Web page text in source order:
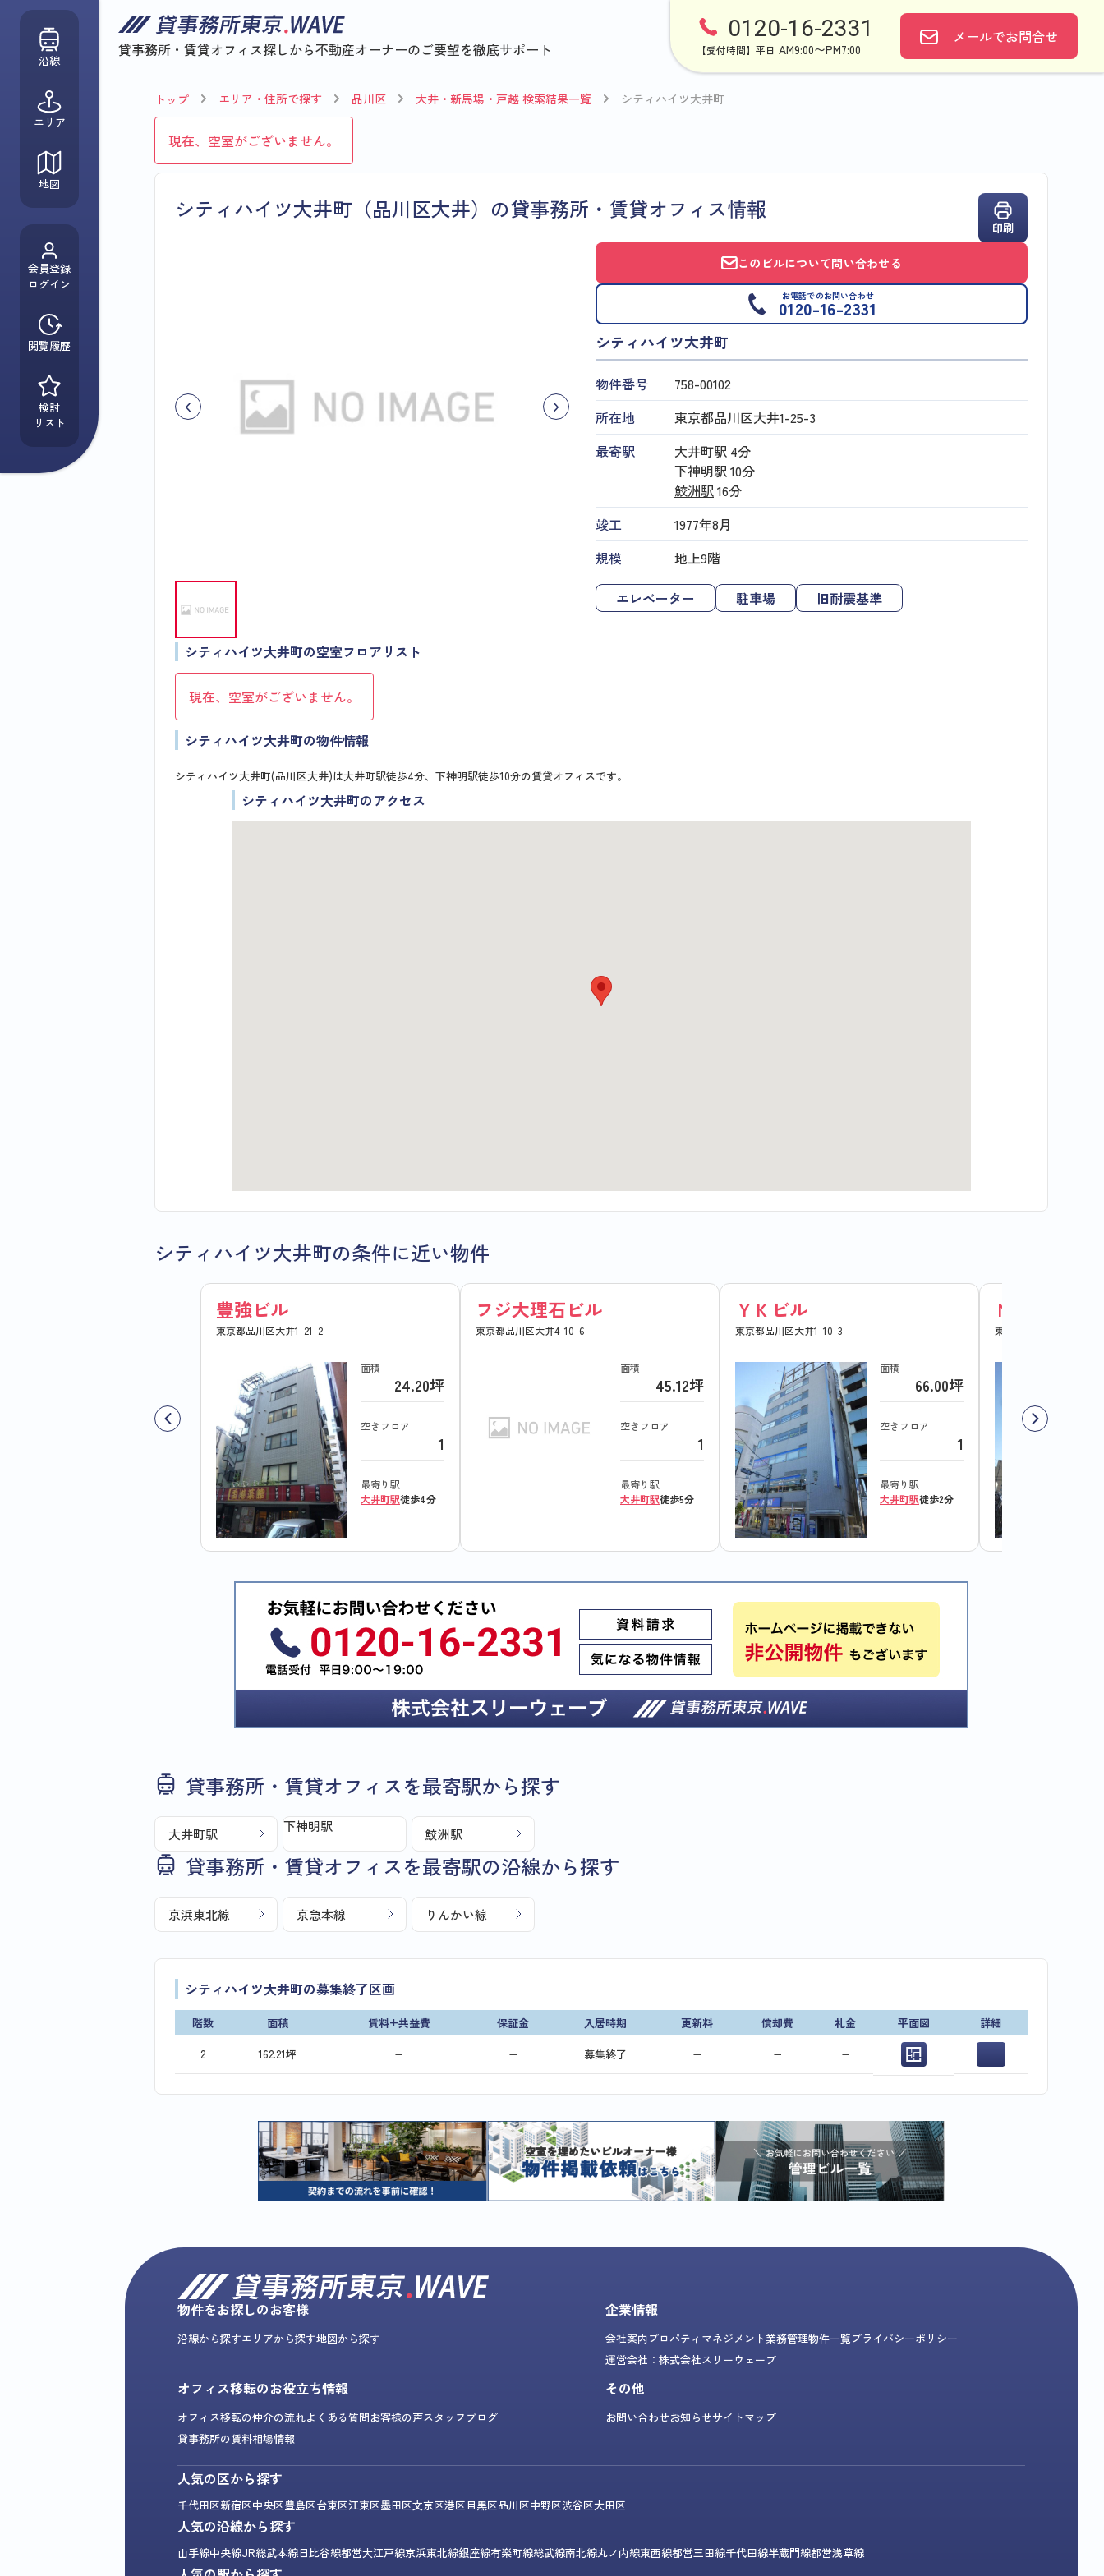
貸事務所・賃貸オフィス探しから不動産オーナーのご要望を徹底サポート
0120-16-2331
【受付時間】平日 AM9:00〜PM7:00
メールでお問合せ
沿線
エリア
地図
会員登録
ログイン
閲覧履歴
検討
リスト
トップ エリア・住所で探す 品川区 大井・新馬場・戸越 検索結果一覧 シティハイツ大井町
現在、空室がございません。
シティハイツ大井町（品川区大井）の貸事務所・賃貸オフィス情報
印刷
このビルについて問い合わせる
お電話でのお問い合わせ
0120-16-2331
シティハイツ大井町
物件番号
758​-​00102
所在地
東京都品川区大井1-25-3
最寄駅
大井町駅 4分
下神明駅10分
鮫洲駅16分
竣工
1977年8月
規模
地上9階
エレベーター 駐車場 旧耐震基準
シティハイツ大井町の空室フロアリスト
現在、空室がございません。
シティハイツ大井町の物件情報
シティハイツ大井町(品川区大井)は大井町駅徒歩4分、下神明駅徒歩10分の賃貸オフィスです。
シティハイツ大井町のアクセス
シティハイツ大井町の条件に近い物件
豊強ビル
東京都品川区大井1-21-2
面積
24.20坪
空きフロア
1
最寄り駅
大井町駅徒歩4分
フジ大理石ビル
東京都品川区大井4-10-6
面積
45.12坪
空きフロア
1
最寄り駅
大井町駅徒歩5分
ＹＫビル
東京都品川区大井1-10-3
面積
66.00坪
空きフロア
1
最寄り駅
大井町駅徒歩2分
ＮＴビル
東京都品川区大井1-47-1
貸事務所・賃貸オフィスを最寄駅から探す
大井町駅 下神明駅 鮫洲駅
貸事務所・賃貸オフィスを最寄駅の沿線から探す
京浜東北線 京急本線 りんかい線
シティハイツ大井町の募集終了区画
階数 面積 賃料+共益費 保証金 入居時期 更新料 償却費 礼金 平面図
詳細
2
162.21坪 − − 募集終了 − − −
物件をお探しのお客様
沿線から探すエリアから探す地図から探す
企業情報
会社案内プロパティマネジメント業務管理物件一覧プライバシーポリシー
運営会社：株式会社スリーウェーブ
オフィス移転のお役立ち情報
オフィス移転の仲介の流れよくある質問お客様の声スタッフブログ
貸事務所の賃料相場情報
その他
お問い合わせお知らせサイトマップ
人気の区から探す
千代田区新宿区中央区豊島区台東区江東区墨田区文京区港区目黒区品川区中野区渋谷区大田区
人気の沿線から探す
山手線中央線JR総武本線日比谷線都営大江戸線京浜東北線銀座線有楽町線総武線南北線丸ノ内線東西線都営三田線千代田線半蔵門線都営浅草線